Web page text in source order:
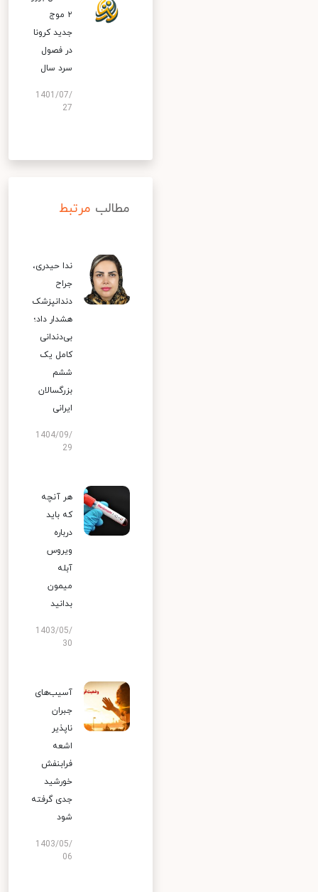
۲ موج
جدید کرونا
در فصول
سرد سال
1401/07/
27
مطالب مرتبط
ندا حیدری،
جراح
دندانپزشک
هشدار داد؛
بی‌دندانی
کامل یک
ششم
بزرگسالان
ایرانی
1404/09/
29
هر آنچه
که باید
درباره
ویروس
آبله
میمون
بدانید
1403/05/
30
آسیب‌های
جبران
ناپذیر
اشعه
فرابنفش
خورشید
جدی گرفته
شود
1403/05/
06